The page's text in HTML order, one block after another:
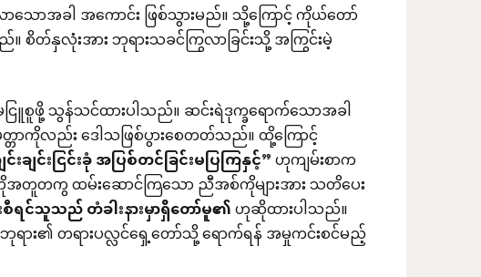
ောအခါ အကောင်း ဖြစ်သွားမည်။ သို့ကြောင့် ကိုယ်တော်
စိတ်နှလုံးအား ဘုရားသခင်ကြွလာခြင်းသို့ အကြွင်းမဲ့
ြူစူဖို့ သွန်သင်ထားပါသည်။ ဆင်းရဲဒုက္ခရောက်သောအခါ
ာကိုလည်း ဒေါသဖြစ်ပွားစေတတ်သည်။ ထို့ကြောင့်
းချင်းငြင်းခုံအပြစ်တင်ခြင်းမပြကြနှင့်”ဟုကျမ်းစာက
တကွ ထမ်းဆောင်ကြသော ညီအစ်ကိုများအား သတိပေး
စီရင်သူသည်တံခါးနားမှာရှိတော်မူ၏ဟုဆိုထားပါသည်။
း၏ တရားပလ္လင်ရှေ့တော်သို့ ရောက်ရန် အမှုကင်းစင်မည့်